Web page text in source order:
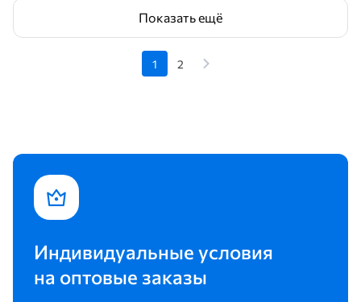
Показать ещё
1 2
Индивидуальные условия
на оптовые заказы